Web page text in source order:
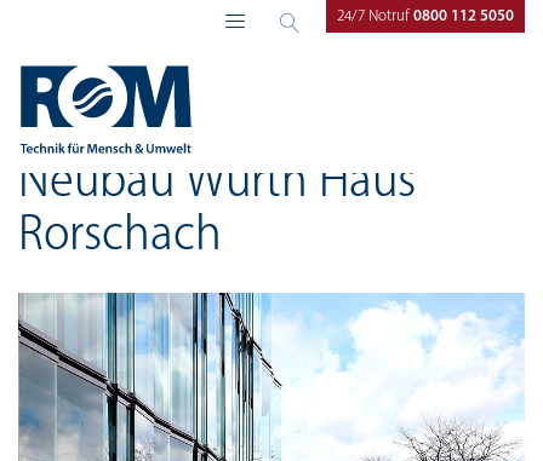
24/7 Notruf 0800 112 5050
ROM Technik Referenzen
Neubau Würth Haus
Rorschach